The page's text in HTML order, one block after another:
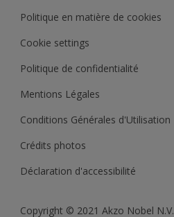
Politique en matière de cookies
Cookie settings
Politique de confidentialité
Mentions Légales
Conditions Générales d'Utilisation
Crédits photos
Déclaration d'accessibilité
Copyright © 2021 Akzo Nobel N.V.